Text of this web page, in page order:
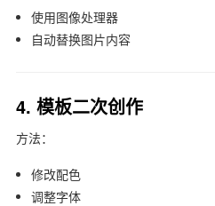
使用图像处理器
自动替换图片内容
4. 模板二次创作
方法：
修改配色
调整字体